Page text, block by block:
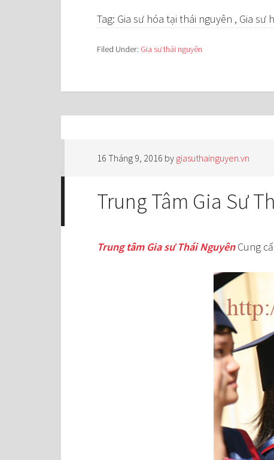
Tag: Gia sư hóa tại thái nguyên , Gia
Filed Under: Gia sư thái nguyên
16 Tháng 9, 2016 by giasuthainguyen.vn
Trung Tâm Gia Sư
Trung tâm Gia sư Thái Nguyên Cung